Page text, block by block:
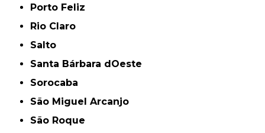
Porto Feliz
Rio Claro
Salto
Santa Bárbara dOeste
Sorocaba
São Miguel Arcanjo
São Roque